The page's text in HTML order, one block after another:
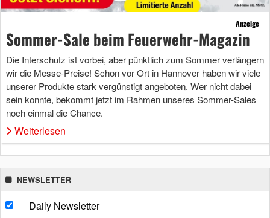
Anzeige
Sommer-Sale beim Feuerwehr-Magazin
Die Interschutz ist vorbei, aber pünktlich zum Sommer verlängern
wir die Messe-Preise! Schon vor Ort in Hannover haben wir viele
unserer Produkte stark vergünstigt angeboten. Wer nicht dabei
sein konnte, bekommt jetzt im Rahmen unseres Sommer-Sales
noch einmal die Chance.
Weiterlesen
NEWSLETTER
Daily Newsletter